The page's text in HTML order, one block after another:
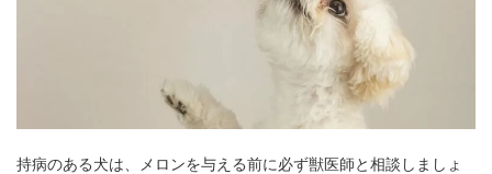
持病のある犬は、メロンを与える前に必ず獣医師と相談しましょ